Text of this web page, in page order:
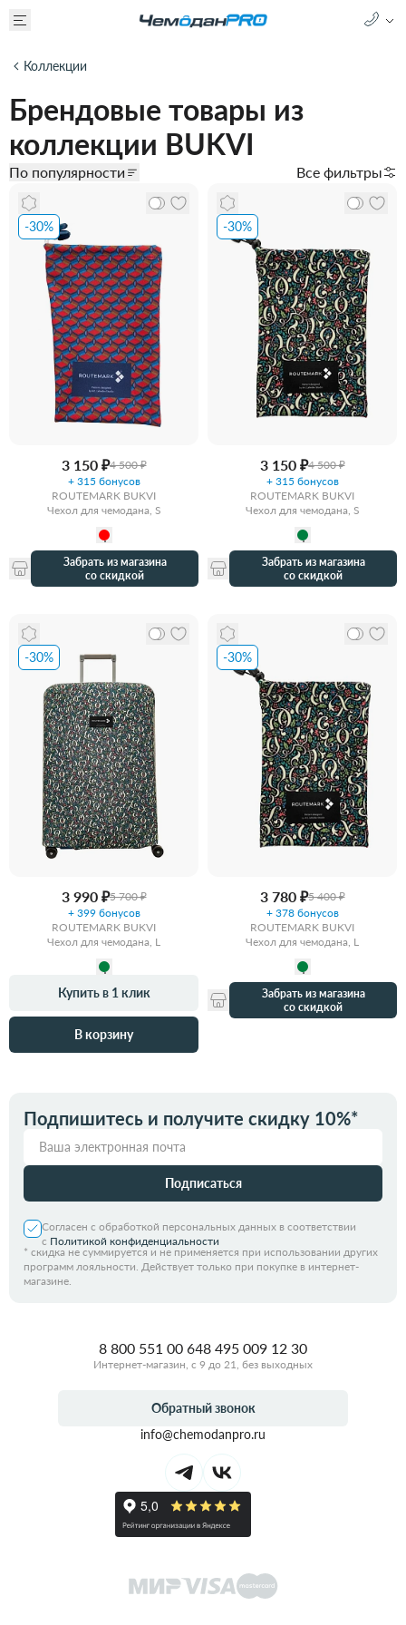
Коллекции
Брендовые товары из
коллекции BUKVI
По популярности Все фильтры
-30%
3 150 ₽4 500 ₽
+ 315 бонусов
ROUTEMARK BUKVI
Чехол для чемодана, S
Забрать из магазина
со скидкой
-30%
3 150 ₽4 500 ₽
+ 315 бонусов
ROUTEMARK BUKVI
Чехол для чемодана, S
Забрать из магазина
со скидкой
-30%
3 990 ₽5 700 ₽
+ 399 бонусов
ROUTEMARK BUKVI
Чехол для чемодана, L
Купить в 1 клик
В корзину
-30%
3 780 ₽5 400 ₽
+ 378 бонусов
ROUTEMARK BUKVI
Чехол для чемодана, L
Забрать из магазина
со скидкой
Подпишитесь и получите скидку 10%*
Подписаться
Согласен с обработкой персональных данных в соответствии
с Политикой конфиденциальности
* скидка не суммируется и не применяется при использовании других
программ лояльности. Действует только при покупке в интернет-
магазине.
8 800 551 00 648 495 009 12 30
Интернет-магазин, с 9 до 21, без выходных
Обратный звонок
info@chemodanpro.ru